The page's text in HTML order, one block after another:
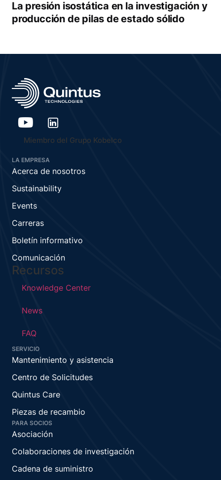
La presión isostática en la investigación y
producción de pilas de estado sólido
Miembro del Grupo Kobelco
LA EMPRESA
Acerca de nosotros
Sustainability
Events
Carreras
Boletín informativo
Comunicación
Recursos
Knowledge Center
News
FAQ
SERVICIO
Mantenimiento y asistencia
Centro de Solicitudes
Quintus Care
Piezas de recambio
PARA SOCIOS
Asociación
Colaboraciones de investigación
Cadena de suministro